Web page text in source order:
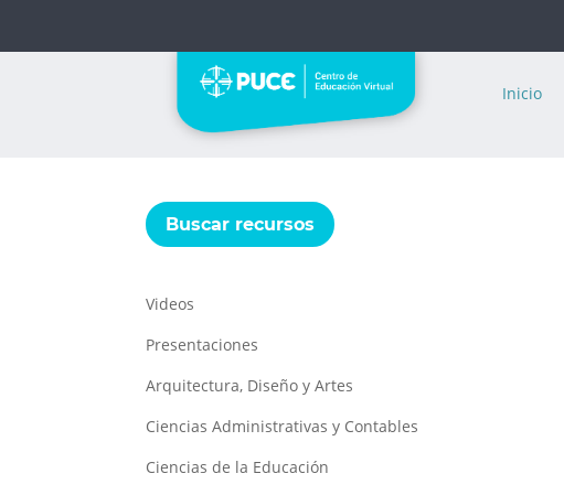
Inicio
Buscar recursos
Videos
Presentaciones
Arquitectura, Diseño y Artes
Ciencias Administrativas y Contables
Ciencias de la Educación